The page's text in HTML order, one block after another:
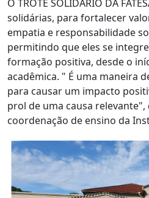
O TROTE SOLIDÁRIO DA
solidárias, para fortalecer
empatia e responsabilidade
permitindo que eles se
formação positiva, desde o
acadêmica. " É uma maneira
para causar um impacto
prol de uma causa
coordenação de ensino da